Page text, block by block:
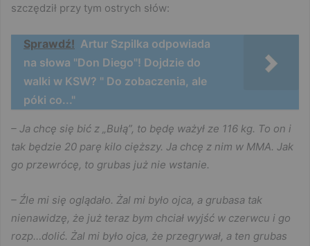
szczędził przy tym ostrych słów:
Sprawdź! Artur Szpilka odpowiada
na słowa "Don Diego"! Dojdzie do
walki w KSW? " Do zobaczenia, ale
póki co..."
– Ja chcę się bić z „Bułą”, to będę ważył ze 116 kg. To on i
tak będzie 20 parę kilo cięższy. Ja chcę z nim w MMA. Jak
go przewrócę, to grubas już nie wstanie.
– Źle mi się oglądało. Żal mi było ojca, a grubasa tak
nienawidzę, że już teraz bym chciał wyjść w czerwcu i go
rozp…dolić. Żal mi było ojca, że przegrywał, a ten grubas